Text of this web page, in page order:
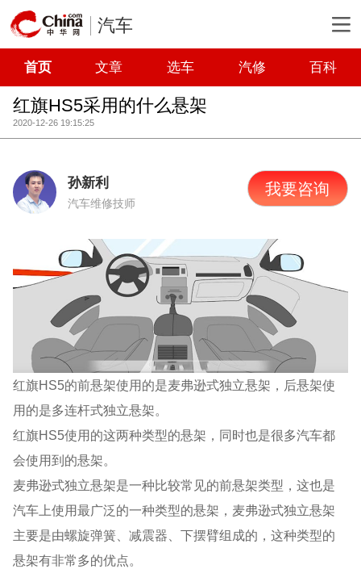
汽车
首页 文章 选车 汽修 百科
红旗HS5采用的什么悬架
2020-12-26 19:15:25
孙新利
汽车维修技师
我要咨询
红旗HS5的前悬架使用的是麦弗逊式独立悬架，后悬架使
用的是多连杆式独立悬架。
红旗HS5使用的这两种类型的悬架，同时也是很多汽车都
会使用到的悬架。
麦弗逊式独立悬架是一种比较常见的前悬架类型，这也是
汽车上使用最广泛的一种类型的悬架，麦弗逊式独立悬架
主要是由螺旋弹簧、减震器、下摆臂组成的，这种类型的
悬架有非常多的优点。